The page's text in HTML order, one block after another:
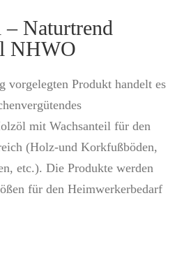
Naturtrend
NHWO
vorgelegten Produkt handelt es
mit Wachsanteil für den
(Holz-und Korkfußböden,
etc.). Die Produkte werden
für den Heimwerkerbedarf